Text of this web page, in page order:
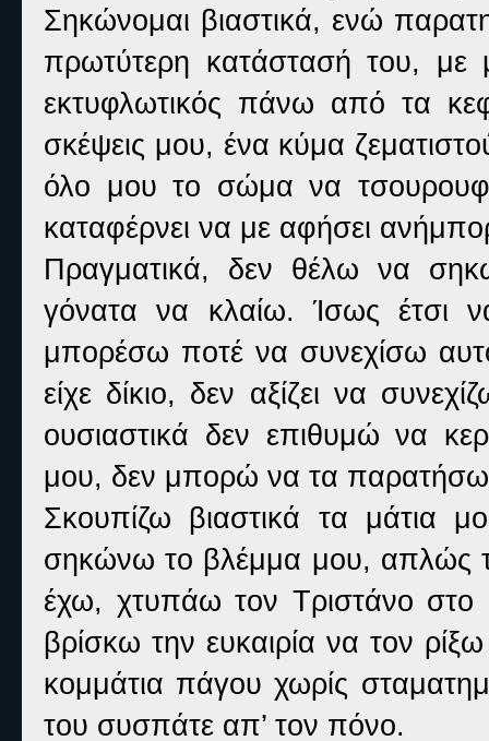
Σηκώνομαι βιαστικά, ενώ
πρωτύτερη κατάστασή του,
εκτυφλωτικός πάνω από τα
σκέψεις μου, ένα κύμα
όλο μου το σώμα να
καταφέρνει να με αφήσει
Πραγματικά, δεν θέλω να
γόνατα να κλαίω. Ίσως έτσι
μπορέσω ποτέ να συνεχίσω
είχε δίκιο, δεν αξίζει να
ουσιαστικά δεν επιθυμώ να
μου, δεν μπορώ να τα
Σκουπίζω βιαστικά τα μάτια
σηκώνω το βλέμμα μου, απλώς
έχω, χτυπάω τον Τριστάνο στο
βρίσκω την ευκαιρία να τον
κομμάτια πάγου χωρίς
του συσπάτε απ’ τον πόνο.